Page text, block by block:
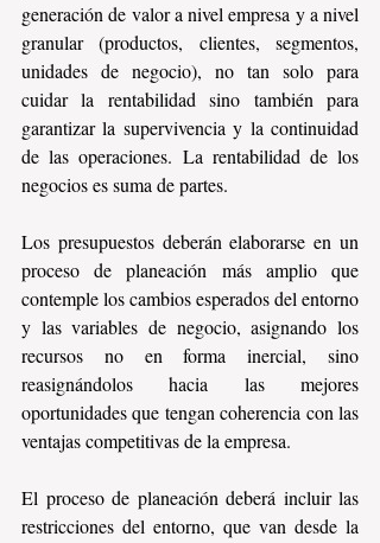
generación de valor a nivel empresa y a nivel
granular (productos, clientes, segmentos,
unidades de negocio), no tan solo para
cuidar la rentabilidad sino también para
garantizar la supervivencia y la continuidad
de las operaciones. La rentabilidad de los
negocios es suma de partes.
Los presupuestos deberán elaborarse en un
proceso de planeación más amplio que
contemple los cambios esperados del entorno
y las variables de negocio, asignando los
recursos no en forma inercial, sino
reasignándolos hacia las mejores
oportunidades que tengan coherencia con las
ventajas competitivas de la empresa.
El proceso de planeación deberá incluir las
restricciones del entorno, que van desde la